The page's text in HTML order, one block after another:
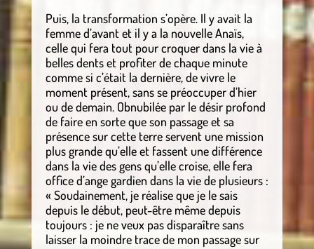
Puis, la transformation s’opère. Il y avait la
femme d’avant et il y a la nouvelle Anaïs,
celle qui fera tout pour croquer dans la vie à
belles dents et profiter de chaque minute
comme si c’était la dernière, de vivre le
moment présent, sans se préoccuper d’hier
ou de demain. Obnubilée par le désir profond
de faire en sorte que son passage et sa
présence sur cette terre servent une mission
plus grande qu’elle et fassent une différence
dans la vie des gens qu’elle croise, elle fera
office d’ange gardien dans la vie de plusieurs :
« Soudainement, je réalise que je le sais
depuis le début, peut-être même depuis
toujours : je ne veux pas disparaître sans
laisser la moindre trace de mon passage sur